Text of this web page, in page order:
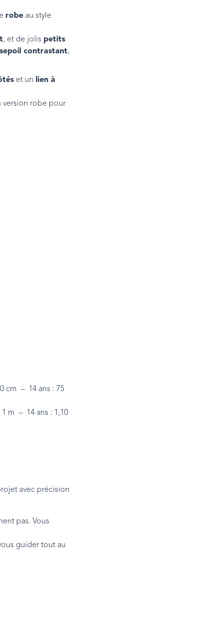
robe au style
, et de jolis petits
contrastant,
et un lien à
version robe pour
cm – 14 ans : 75
m – 14 ans : 1,10
avec précision
pas. Vous
guider tout au